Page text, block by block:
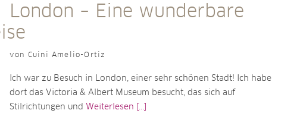
London – Eine wunderbare
von Cuini Amelio-Ortiz
Ich war zu Besuch in London, einer sehr schönen Stadt! Ich habe
dort das Victoria & Albert Museum besucht, das sich auf
Stilrichtungen und Weiterlesen [...]